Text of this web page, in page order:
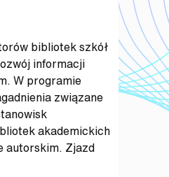
bibliotek szkół
informacji
W programie
związane
akademickich
autorskim. Zjazd